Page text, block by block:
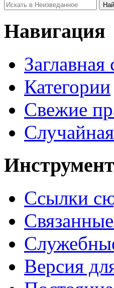
Навигация
Заглавная
Категории
Свежие
Ссылки
Версия